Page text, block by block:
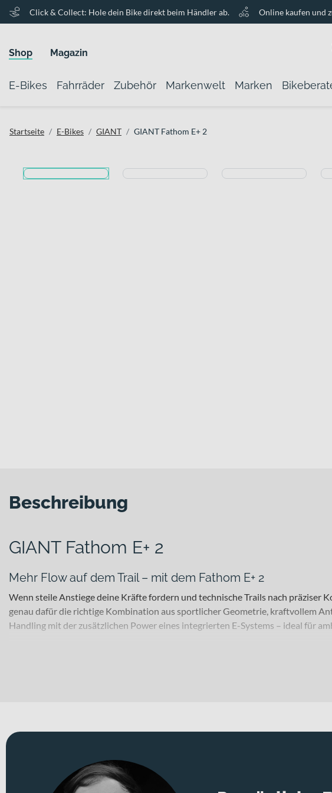
Click & Collect: Hole dein Bike direkt beim Händler ab. Online kaufen und
Shop Magazin
E-Bikes Fahrräder Zubehör Markenwelt Marken
Startseite E-Bikes GIANT GIANT Fathom E+ 2
Beschreibung
GIANT Fathom E+ 2
Mehr Flow auf dem Trail – mit dem Fathom E+ 2
Wenn steile Anstiege deine Kräfte fordern und technische Trails nach präziser
genau dafür die richtige Kombination aus sportlicher Geometrie, kraftvollem
Handling mit der zusätzlichen Power eines integrierten E-Systems – ideal für
Technisches Konzept und Systemintegration
effektiv absorbiert und dir auf technischen Passagen mehr Kontrolle gibt. Für
vorne und hinten zum Einsatz – ideal für präzise Bremsmanöver auf steilen